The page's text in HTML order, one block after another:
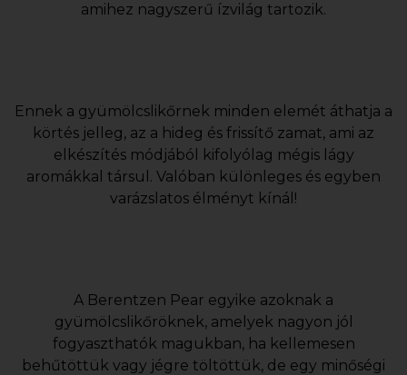
amihez nagyszerű ízvilág tartozik.
Ennek a gyümölcslikőrnek minden elemét áthatja a
körtés jelleg, az a hideg és frissítő zamat, ami az
elkészítés módjából kifolyólag mégis lágy
aromákkal társul. Valóban különleges és egyben
varázslatos élményt kínál!
A Berentzen Pear egyike azoknak a
gyümölcslikőröknek, amelyek nagyon jól
fogyaszthatók magukban, ha kellemesen
behűtöttük vagy jégre töltöttük, de egy minőségi